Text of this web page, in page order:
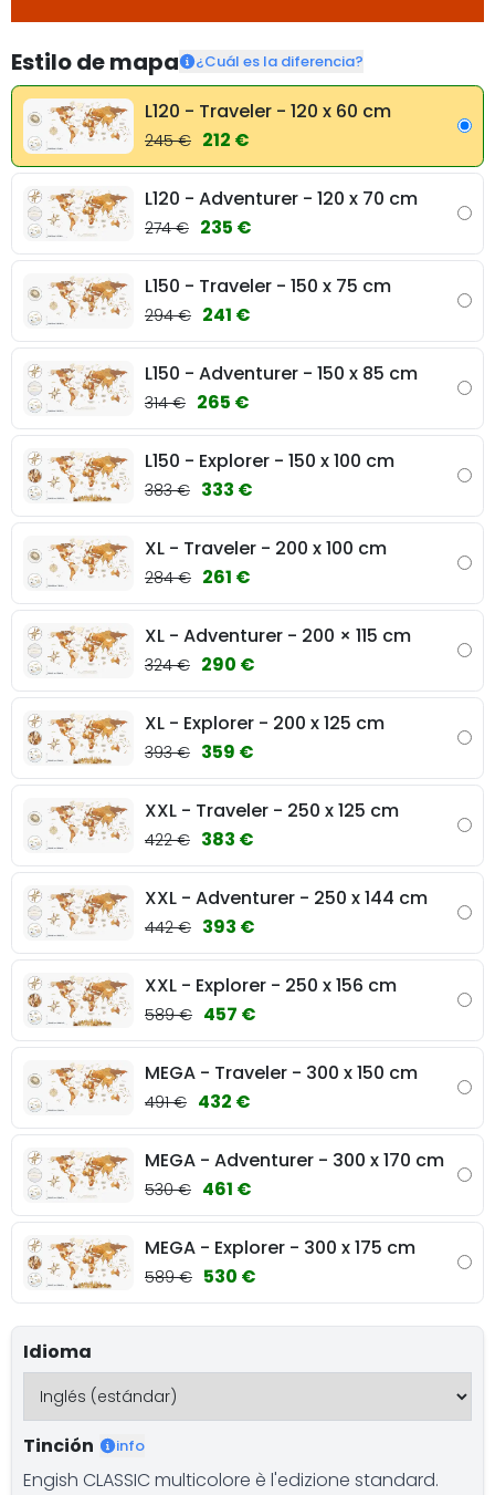
Estilo de mapa ¿Cuál es la diferencia?
L120 - Traveler - 120 x 60 cm
245 € 212 €
L120 - Adventurer - 120 x 70 cm
274 € 235 €
L150 - Traveler - 150 x 75 cm
294 € 241 €
L150 - Adventurer - 150 x 85 cm
314 € 265 €
L150 - Explorer - 150 x 100 cm
383 € 333 €
XL - Traveler - 200 x 100 cm
284 € 261 €
XL - Adventurer - 200 × 115 cm
324 € 290 €
XL - Explorer - 200 x 125 cm
393 € 359 €
XXL - Traveler - 250 x 125 cm
422 € 383 €
XXL - Adventurer - 250 x 144 cm
442 € 393 €
XXL - Explorer - 250 x 156 cm
589 € 457 €
MEGA - Traveler - 300 x 150 cm
491 € 432 €
MEGA - Adventurer - 300 x 170 cm
530 € 461 €
MEGA - Explorer - 300 x 175 cm
589 € 530 €
Idioma
Tinción info
Engish CLASSIC multicolore è l'edizione standard.